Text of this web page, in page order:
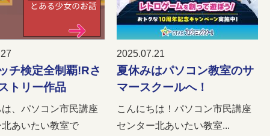
チ検定全制覇!Rさ
トリー作品
は、パソコン市民講座
あいたい教室で
2025.07.21
夏休みはパソコン教室のサ
マースクールへ！
こんにちは！パソコン市民講座
センター北あいたい教室...